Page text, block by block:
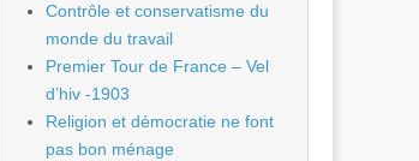
Contrôle et conservatisme du
monde du travail
Premier Tour de France – Vel
d’hiv -1903
Religion et démocratie ne font
pas bon ménage